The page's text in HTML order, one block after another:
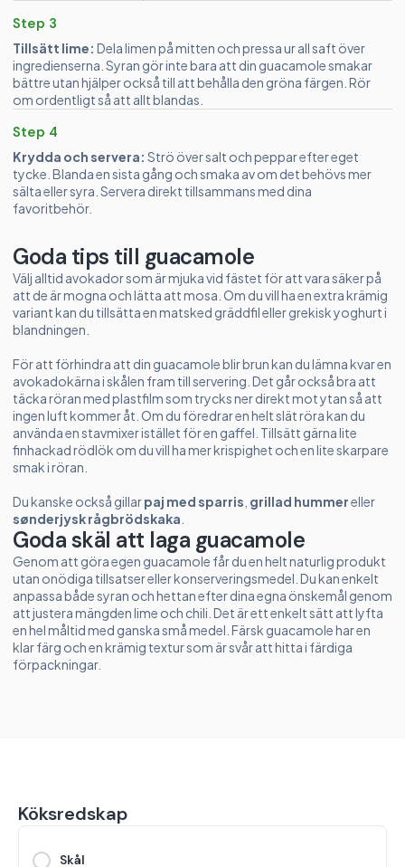
Goda skäl att laga guacamole
Genom att göra egen guacamole får du en helt naturlig produkt
utan onödiga tillsatser eller konserveringsmedel. Du kan enkelt
anpassa både syran och hettan efter dina egna önskemål genom
att justera mängden lime och chili. Det är ett enkelt sätt att lyfta
en hel måltid med ganska små medel. Färsk guacamole har en
klar färg och en krämig textur som är svår att hitta i färdiga
förpackningar.
Step 3
Tillsätt lime: Dela limen på mitten och pressa ur all saft över
ingredienserna. Syran gör inte bara att din guacamole smakar
bättre utan hjälper också till att behålla den gröna färgen. Rör
om ordentligt så att allt blandas.
Step 4
Krydda och servera: Strö över salt och peppar efter eget
tycke. Blanda en sista gång och smaka av om det behövs mer
sälta eller syra. Servera direkt tillsammans med dina
favoritbehör.
Goda tips till guacamole
Välj alltid avokador som är mjuka vid fästet för att vara säker på
att de är mogna och lätta att mosa. Om du vill ha en extra krämig
variant kan du tillsätta en matsked gräddfil eller grekisk yoghurt i
blandningen.
För att förhindra att din guacamole blir brun kan du lämna kvar en
avokadokärna i skålen fram till servering. Det går också bra att
täcka röran med plastfilm som trycks ner direkt mot ytan så att
ingen luft kommer åt. Om du föredrar en helt slät röra kan du
använda en stavmixer istället för en gaffel. Tillsätt gärna lite
finhackad rödlök om du vill ha mer krispighet och en lite skarpare
smak i röran.
Du kanske också gillarpaj med sparris grillad hummereller
sønderjysk rågbrödskaka
Köksredskap
Skål